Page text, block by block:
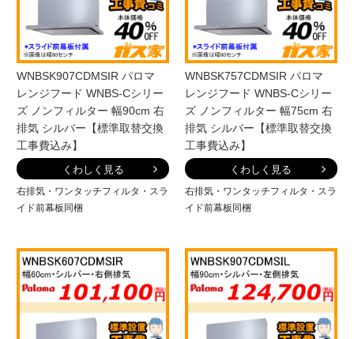
WNBSK907CDMSIR パロマ
レンジフード WNBS-Cシリー
ズ ノンフィルター 幅90cm 右
排気 シルバー【標準取替交換
工事費込み】
くわしく見る
右排気・ワンタッチフィルタ・スラ
イド前幕板同梱
WNBSK757CDMSIR パロマ
レンジフード WNBS-Cシリー
ズ ノンフィルター 幅75cm 右
排気 シルバー【標準取替交換
工事費込み】
くわしく見る
右排気・ワンタッチフィルタ・スラ
イド前幕板同梱